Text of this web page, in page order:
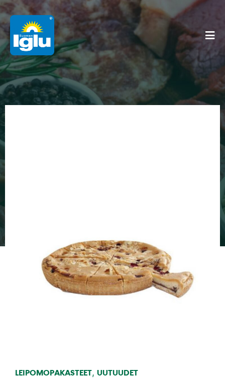
LEIPOMOPAKASTEET, UUTUUDET